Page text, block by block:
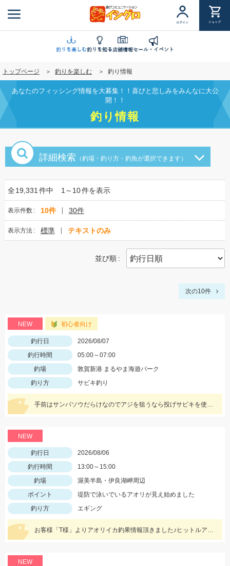
ン
に
移
動
ログイン ショップ
釣りを楽しむ釣りを知る店舗情報セール・イベント
トップページ 釣りを楽しむ 釣り情報
あなたのフィッシング情報を大募集！！喜びと悲しみをみんなに大公
開！！
釣り情報
詳細検索 （釣場・釣り方・釣魚が選択できます）
全19,331 件中 1～10件を表示
表示件数 10件 30件
表示方法 標準 テキストのみ
並び順
次の10件
NEW 初心者向け
釣行日
2026/08/07
釣行時間
05:00～07:00
釣場
敦賀新港 まるやま海遊パーク
釣り方
サビキ釣り
手前はサンバソウだらけなのでアジを狙うなら投げサビキを使いましょう♪
NEW
釣行日
2026/08/06
釣行時間
13:00～15:00
釣場
渥美半島・伊良湖岬周辺
ポイント
堤防で泳いでいるアオリが見え始めました
釣り方
エギング
お客様「T様」よりアオリイカ釣果情報頂きました♪ヒットルアーはツリノTHEエギの２．５サイズ。5杯ほど泳いでいるイカも目撃、バラシもあったそうです。今後は三河湾内にもどんどん入ってきそうですね！
NEW